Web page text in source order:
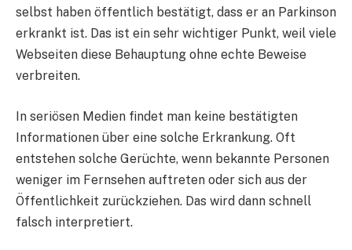
selbst haben öffentlich bestätigt, dass er an Parkinson
erkrankt ist. Das ist ein sehr wichtiger Punkt, weil viele
Webseiten diese Behauptung ohne echte Beweise
verbreiten.
In seriösen Medien findet man keine bestätigten
Informationen über eine solche Erkrankung. Oft
entstehen solche Gerüchte, wenn bekannte Personen
weniger im Fernsehen auftreten oder sich aus der
Öffentlichkeit zurückziehen. Das wird dann schnell
falsch interpretiert.